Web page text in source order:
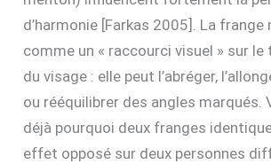
d’harmonie [Farkas 2005]. La frange
comme un « raccourci visuel » sur le
du visage : elle peut l’abréger,
ou rééquilibrer des angles marqués.
déjà pourquoi deux franges
effet opposé sur deux personnes